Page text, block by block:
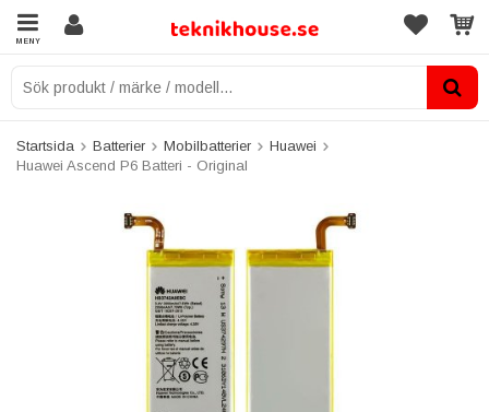
MENY
Startsida Batterier Mobilbatterier
Huawei
Huawei Ascend P6 Batteri - Original